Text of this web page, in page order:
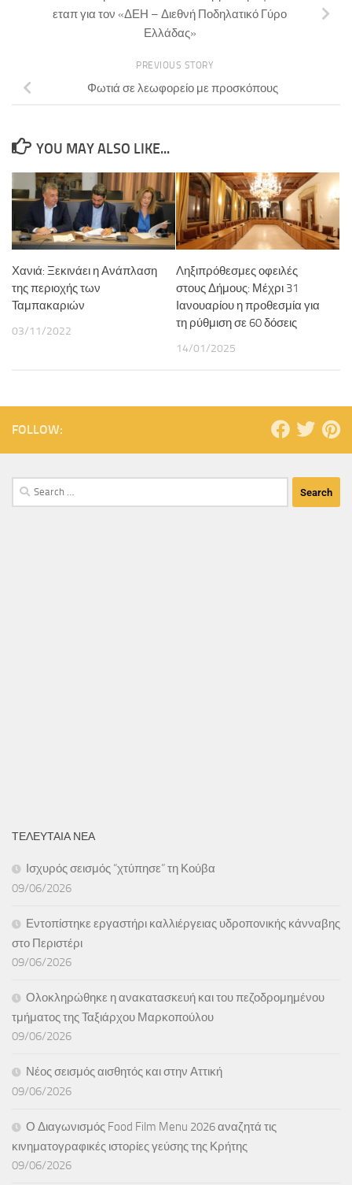
εταπ για τον «ΔΕΗ – Διεθνή Ποδηλατικό Γύρο
Ελλάδας»
PREVIOUS STORY
Φωτιά σε λεωφορείο με προσκόπους
YOU MAY ALSO LIKE...
Χανιά: Ξεκινάει η Ανάπλαση
της περιοχής των
Ταμπακαριών
03/11/2022
Ληξιπρόθεσμες οφειλές
στους Δήμους: Μέχρι 31
Ιανουαρίου η προθεσμία για
τη ρύθμιση σε 60 δόσεις
14/01/2025
FOLLOW:
ΤΕΛΕΥΤΑΙΑ ΝΕΑ
Ισχυρός σεισμός “χτύπησε” τη Κούβα
09/06/2026
Εντοπίστηκε εργαστήρι καλλιέργειας υδροπονικής κάνναβης
στο Περιστέρι
09/06/2026
Ολοκληρώθηκε η ανακατασκευή και του πεζοδρομημένου
τμήματος της Ταξιάρχου Μαρκοπούλου
09/06/2026
Νέος σεισμός αισθητός και στην Αττική
09/06/2026
Ο Διαγωνισμός Food Film Menu 2026 αναζητά τις
κινηματογραφικές ιστορίες γεύσης της Κρήτης
09/06/2026